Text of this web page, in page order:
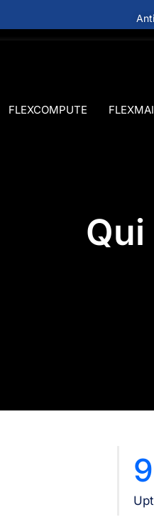
FLEXCOMPUTE